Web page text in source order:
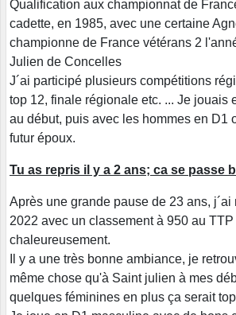
Qualification aux championnat de
cadette, en 1985, avec une certaine
championne de France vétérans 2
Julien de Concelles
J´ai participé plusieurs compétitions
top 12, finale régionale etc. ... Je jouais
au début, puis avec les hommes en D1
futur époux.
Tu as repris il y a 2 ans; ca se passe
Après une grande pause de 23 ans,
2022 avec un classement à 950 au
chaleureusement.
Il y a une très bonne ambiance, je
même chose qu'à Saint julien à mes
quelques féminines en plus ça serait